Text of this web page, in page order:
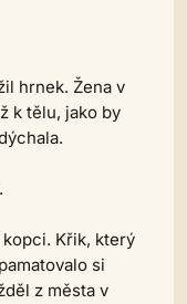
hrnek. Žena v
k tělu, jako by
kopci. Křik, který
si
z města v